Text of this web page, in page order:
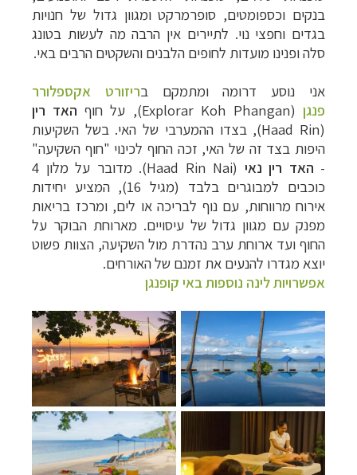
בנקים וכספומטים, סופרמרקט ומגוון גדול של חנויות
בגדים וחפצי נוי. לתיירים אין הרבה מה לעשות בטונג
סלה ופנינו מועדות לחופים הלבנים והשקטים הרבים באי.
אני נוסע דרומה ומתמקם בריזורט אקספלורר
פנגן (
Explorar Koh Phangan
), על חוף האד רין
(
Haad Rin), בצדו ההמערבי של האי. בשל השקיעות
היפות בצד זה של האי, זכה החוף לכינוי "חוף השקיעה"
- האד רין נאי (
Haad Rin Nai
)
. מדובר על מלון 4
כוכבים למבוגרים בלבד (מגיל 16), המציע יחידות
אירוח מרווחות, עם נוף לבריכה או לים, ומרכז בריאות
מפנק עם מגוון גדול של עיסויים. מארוחת הבוקר על
החוף ועד ארוחת ערב נהדרת מול השקיעה, הצוות פשוט
יוצא מגדרו להנעים את זמנם של האורחים.
אפשרויות לינה נוספות באי קופנגן